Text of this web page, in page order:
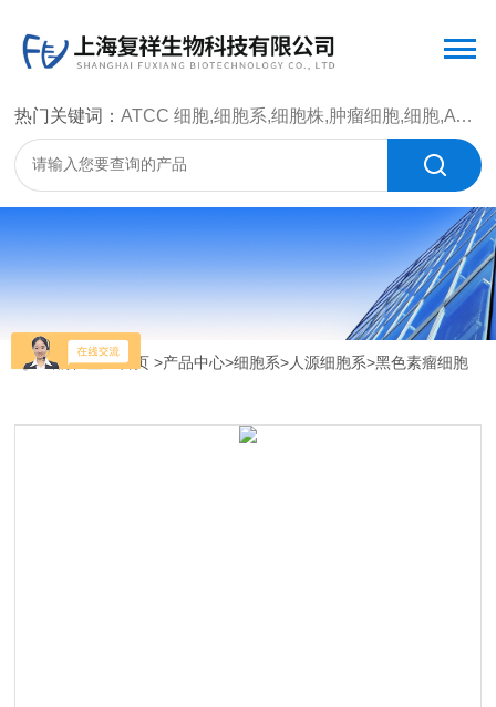
热门关键词：ATCC 细胞,细胞系,细胞株,肿瘤细胞,细胞,ATCC 菌种，CMCC 菌种，标准菌株，质控菌种，微生物菌种，菌株，菌种
当前位置：首页>产品中心>细胞系>人源细胞系>黑色素瘤细胞